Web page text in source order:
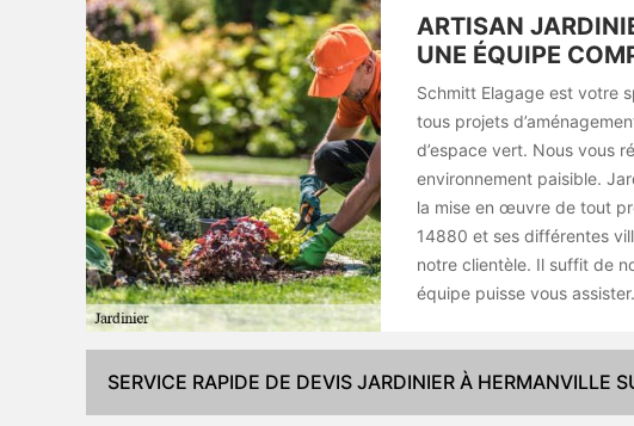
ARTISAN
UNE ÉQUIPE
Schmitt Elagage est votre
tous projets
d’espace vert. Nous vous
environnement paisible.
la mise en œuvre de tout
14880 et ses différentes
notre clientèle. Il suffit de
équipe puisse vous assister.
SERVICE RAPIDE DE DEVIS JARDINIER À HERMANVILLE